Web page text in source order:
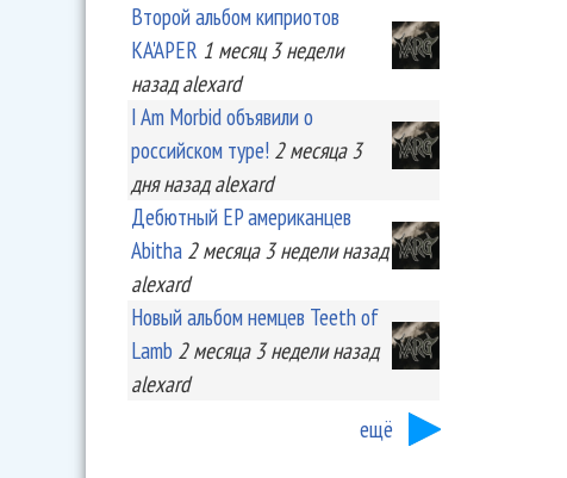
Второй альбом киприотов
KA'APER 1 месяц 3 недели
назад alexard
I Am Morbid объявили о
российском туре! 2 месяца 3
дняназад alexard
Дебютный EP американцев
Abitha 2 месяца 3 неделиназад
alexard
Новый альбом немцев Teeth of
Lamb 2 месяца 3 неделиназад
alexard
ещё